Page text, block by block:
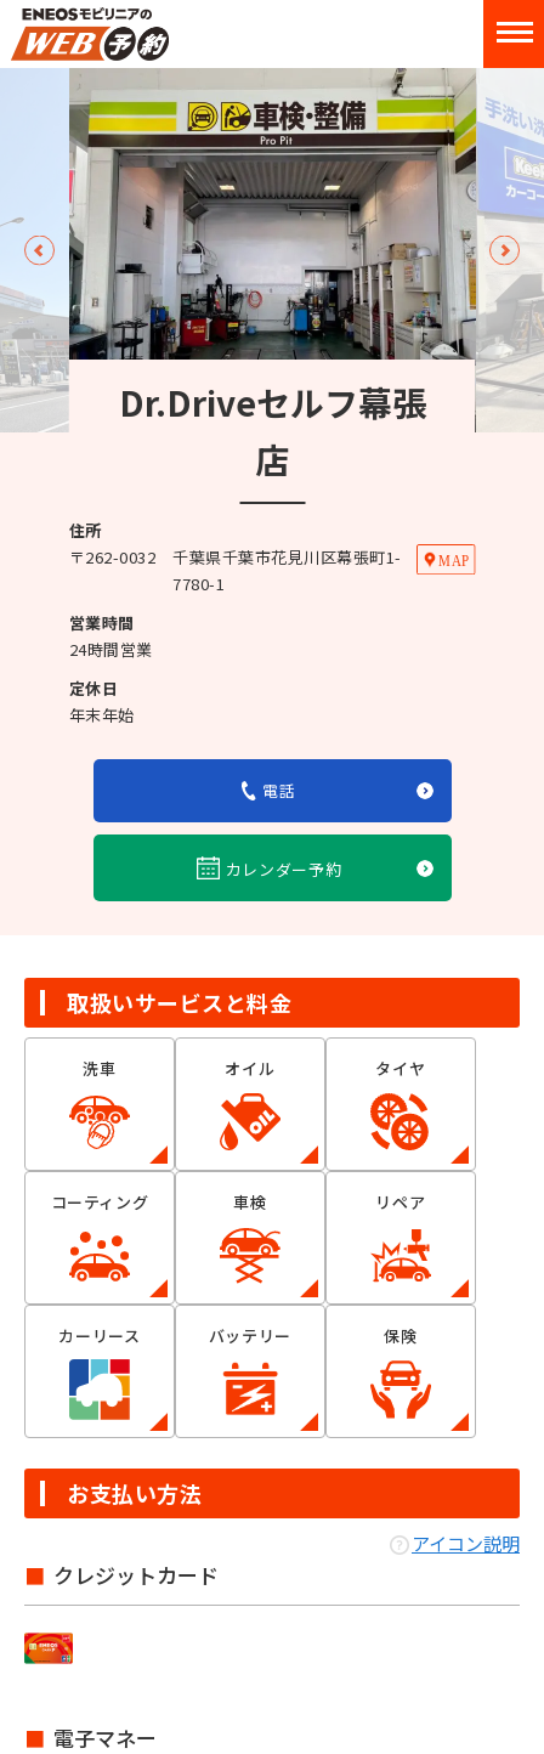
Dr.Driveセルフ幕張
店
住所
〒262-0032
千葉県千葉市花見川区幕張町1-
7780-1
営業時間
24時間営業
定休日
年末年始
電話
カレンダー予約
取扱いサービスと料金
洗車 オイル タイヤ
コーティング 車検 リペア
カーリース バッテリー 保険
お支払い方法
アイコン説明
クレジットカード
電子マネー